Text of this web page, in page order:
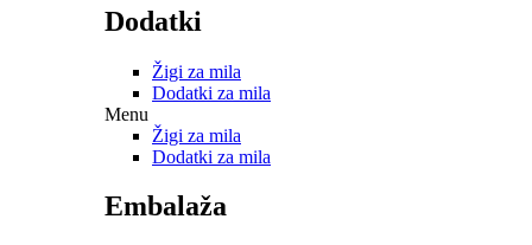
Dodatki
Žigi za mila
Dodatki za mila
Menu
Žigi za mila
Dodatki za mila
Embalaža